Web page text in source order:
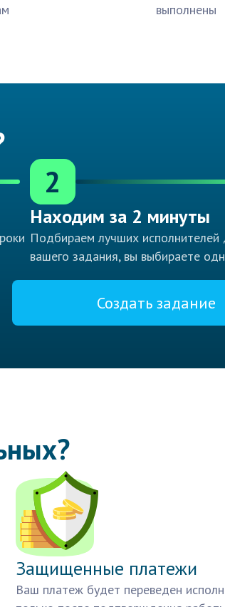
выполнены
2
Находим за 2 минуты
Подбираем лучших исполнителей
вашего задания, вы выбираете
Создать задание
Защищенные платежи
Ваш платеж будет переведен